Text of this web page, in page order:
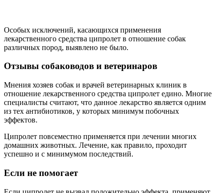
Особых исключений, касающихся применения
лекарственного средства ципролет в отношение собак
различных пород, выявлено не было.
Отзывы собаководов и ветеринаров
Мнения хозяев собак и врачей ветеринарных клиник в
отношение лекарственного средства ципролет едино. Многие
специалисты считают, что данное лекарство является одним
из тех антибиотиков, у которых минимум побочных
эффектов.
Ципролет повсеместно применяется при лечении многих
домашних животных. Лечение, как правило, проходит
успешно и с минимумом последствий.
Если не помогает